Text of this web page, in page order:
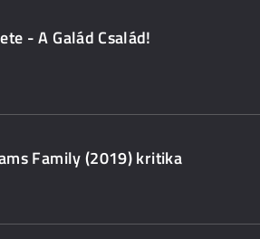
- A Galád Család!
Family (2019) kritika